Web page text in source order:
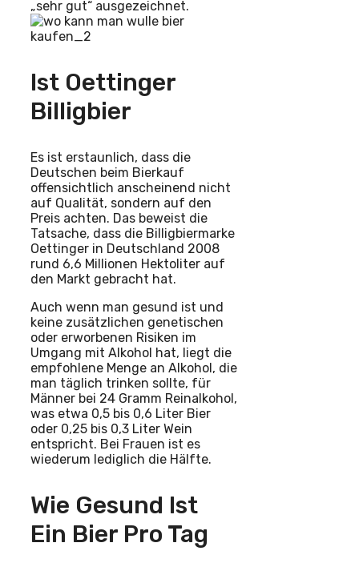
„sehr gut“ ausgezeichnet.
Ist Oettinger
Billigbier
Es ist erstaunlich, dass die
Deutschen beim Bierkauf
offensichtlich anscheinend nicht
auf Qualität, sondern auf den
Preis achten. Das beweist die
Tatsache, dass die Billigbiermarke
Oettinger in Deutschland 2008
rund 6,6 Millionen Hektoliter auf
den Markt gebracht hat.
Auch wenn man gesund ist und
keine zusätzlichen genetischen
oder erworbenen Risiken im
Umgang mit Alkohol hat, liegt die
empfohlene Menge an Alkohol, die
man täglich trinken sollte, für
Männer bei 24 Gramm Reinalkohol,
was etwa 0,5 bis 0,6 Liter Bier
oder 0,25 bis 0,3 Liter Wein
entspricht. Bei Frauen ist es
wiederum lediglich die Hälfte.
Wie Gesund Ist
Ein Bier Pro Tag